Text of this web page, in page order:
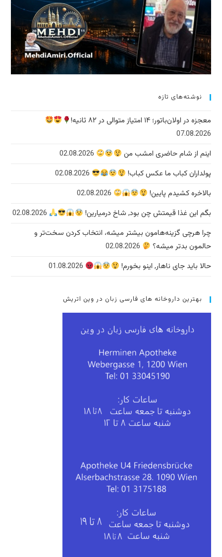
نوشته‌های تازه
معجزه در اولان‌باتور؛ ۱۴ امتیاز متوالی در ۸۲ ثانیه!
07.08.2026
اینم از شام حاضری امشب من
02.08.2026
پولداران کباب ما عکس کباب!
02.08.2026
بالاخره کشیدم پایین!
02.08.2026
بگم این غذا قیمتش چن بود, شاخ درمیارین!
02.08.2026
چرا هرچی گزینه‌هامون بیشتر میشه، انتخاب کردن سخت‌تر و
حالمون بدتر میشه؟
02.08.2026
حالا باید جای ناهار, اینو بخورم!
01.08.2026
بهترین داروخانه های فارسی زبان در وین اتریش